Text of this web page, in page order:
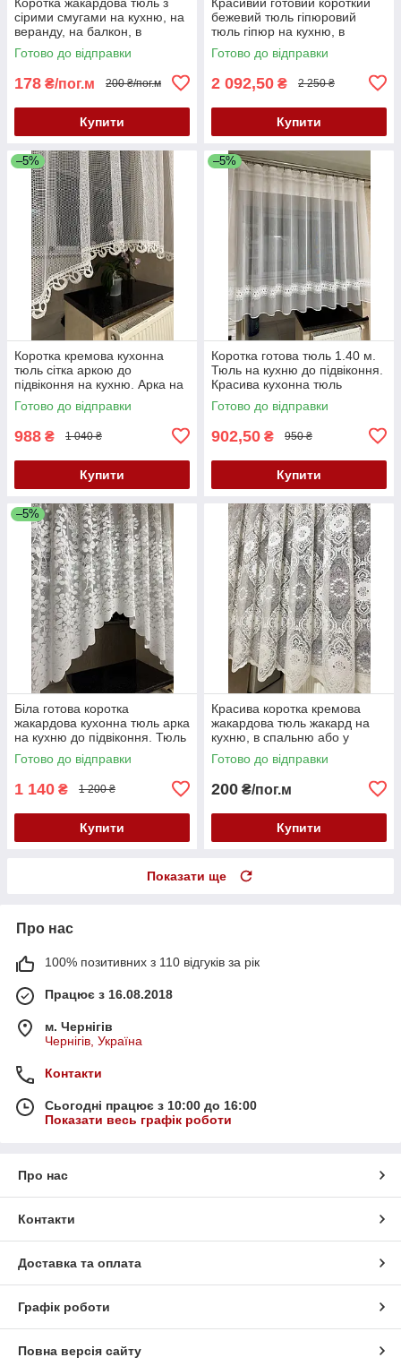
сірими смугами на кухню, на
веранду, на балкон, в
коридор. Короткий тюль
жакард. Тюль висота 2 м
Готово до відправки
178 ₴/пог.м 200 ₴/пог.м
Купити
бежевий тюль гіпюровий
тюль гіпюр на кухню, в
дитячу, в спальню до
підвіконня
Готово до відправки
2 092,50 ₴ 2 250 ₴
Купити
–5%
Коротка кремова кухонна
тюль сітка аркою до
підвіконня на кухню. Арка на
кухню
Готово до відправки
988 ₴ 1 040 ₴
Купити
–5%
Коротка готова тюль 1.40 м.
Тюль на кухню до підвіконня.
Красива кухонна тюль
Готово до відправки
902,50 ₴ 950 ₴
Купити
–5%
Біла готова коротка
жакардова кухонна тюль арка
на кухню до підвіконня. Тюль
аркою
Готово до відправки
1 140 ₴ 1 200 ₴
Купити
Красива коротка кремова
жакардова тюль жакард на
кухню, в спальню або у
вітальню до підвіконня
Готово до відправки
200 ₴/пог.м
Купити
Показати ще
Про нас
100% позитивних з 110 відгуків за рік
Працює з 16.08.2018
м. Чернігів
Чернігів, Україна
Контакти
Сьогодні працює з 10:00 до 16:00
Показати весь графік роботи
Про нас
Контакти
Доставка та оплата
Графік роботи
Повна версія сайту